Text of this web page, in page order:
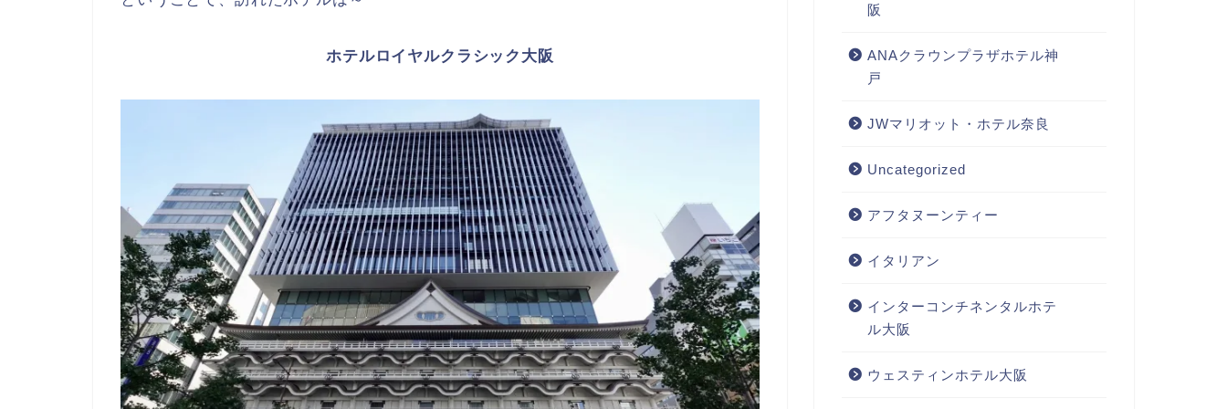
ホテルロイヤルクラシック大阪
阪
ANAクラウンプラザホテル神
戸
JWマリオット・ホテル奈良
Uncategorized
アフタヌーンティー
イタリアン
インターコンチネンタルホテ
ル大阪
ウェスティンホテル大阪